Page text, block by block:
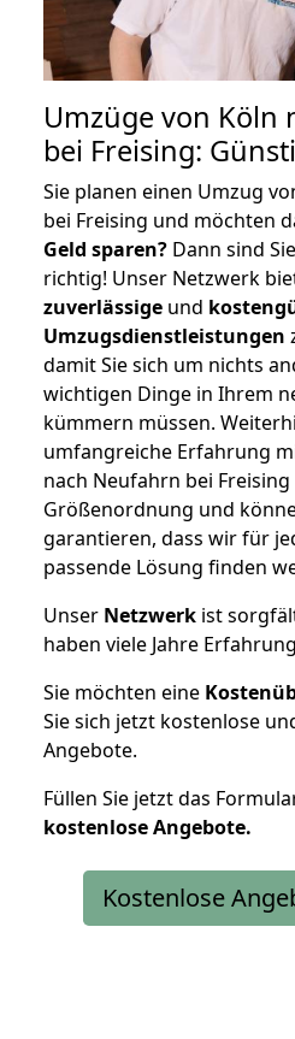
Umzüge von Köln
bei Freising:
Sie planen einen Umzug
bei Freising und möchten
Geld sparen? Dann sind
richtig! Unser Netzwerk
zuverlässige und
Umzugsdienstleistungen
damit Sie sich um nichts
wichtigen Dinge in Ihrem
kümmern müssen.
umfangreiche Erfahrung
nach Neufahrn bei
Größenordnung und
garantieren, dass wir für
passende Lösung finden
Unser Netzwerk ist
haben viele Jahre
Sie möchten eine
Sie sich jetzt kostenlose
Angebote.
Füllen Sie jetzt das
kostenloseAngebote.
Kostenlose